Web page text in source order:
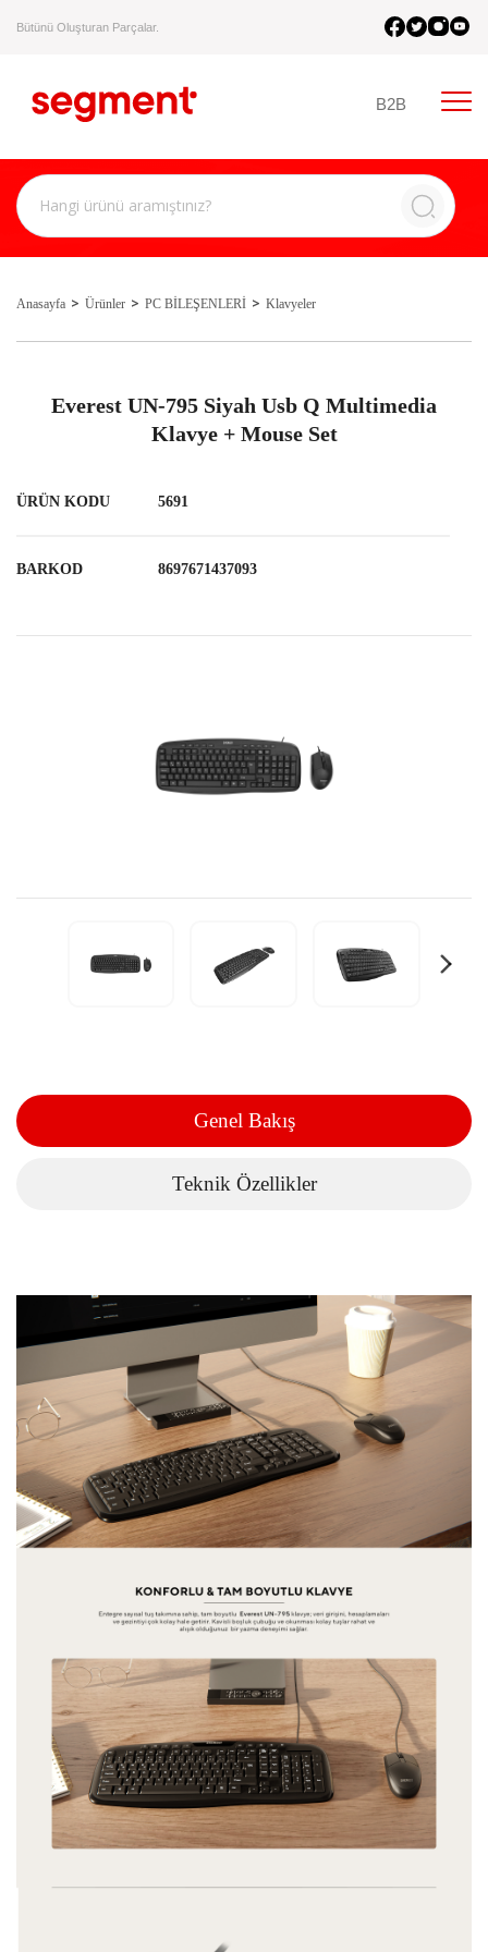
Bütünü Oluşturan Parçalar.
B2B
Anasayfa Ürünler PC BİLEŞENLERİ Klavyeler
Everest UN-795 Siyah Usb Q Multimedia
Klavye + Mouse Set
ÜRÜN KODU 5691
BARKOD 8697671437093
Genel Bakış
Teknik Özellikler